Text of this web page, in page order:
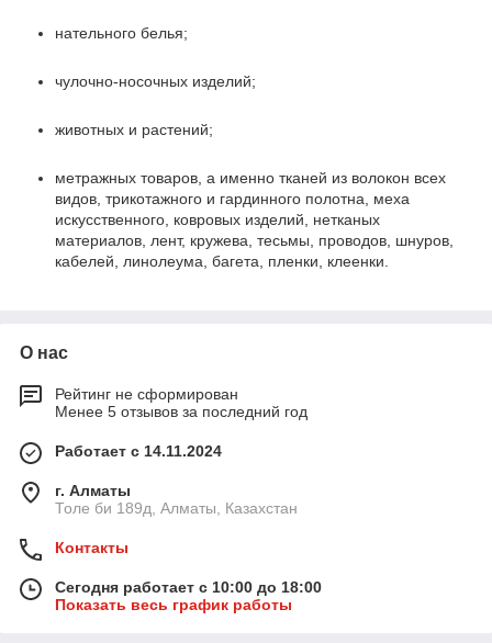
нательного белья;
чулочно-носочных изделий;
животных и растений;
метражных товаров, а именно тканей из волокон всех
видов, трикотажного и гардинного полотна, меха
искусственного, ковровых изделий, нетканых
материалов, лент, кружева, тесьмы, проводов, шнуров,
кабелей, линолеума, багета, пленки, клеенки.
О нас
Рейтинг не сформирован
Менее 5 отзывов за последний год
Работает с 14.11.2024
г. Алматы
Толе би 189д, Алматы, Казахстан
Контакты
Сегодня работает с 10:00 до 18:00
Показать весь график работы